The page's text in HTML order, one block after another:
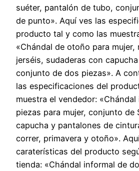
suéter, pantalón de tubo,
de punto». Aquí ves las
producto tal y como las
«Chándal de otoño para
jerséis, sudaderas con
conjunto de dos piezas». A
las especificaciones del
muestra el vendedor:
piezas para mujer, conjunto de
capucha y pantalones de
correr, primavera y otoño».
caraterísticas del producto
tienda: «Chándal informal de